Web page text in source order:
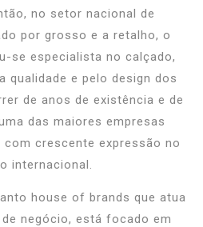
no setor nacional de
por grosso e a retalho, o
se especialista no calçado,
qualidade e pelo design dos
de anos de existência e de
das maiores empresas
crescente expressão no
internacional.
house of brands que atua
negócio, está focado em